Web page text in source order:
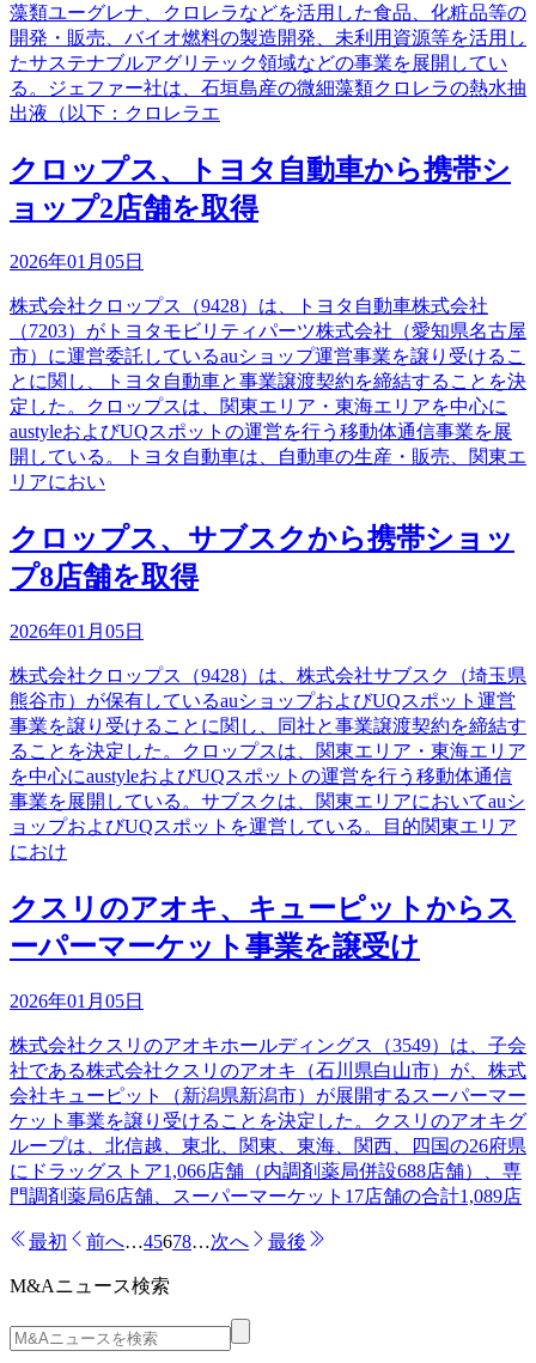
藻類ユーグレナ、クロレラなどを活用した食品、化粧品等の
開発・販売、バイオ燃料の製造開発、未利用資源等を活用し
たサステナブルアグリテック領域などの事業を展開してい
る。ジェファー社は、石垣島産の微細藻類クロレラの熱水抽
出液（以下：クロレラエ
クロップス、トヨタ自動車から携帯シ
ョップ2店舗を取得
2026年01月05日
株式会社クロップス（9428）は、トヨタ自動車株式会社
（7203）がトヨタモビリティパーツ株式会社（愛知県名古屋
市）に運営委託しているauショップ運営事業を譲り受けるこ
とに関し、トヨタ自動車と事業譲渡契約を締結することを決
定した。クロップスは、関東エリア・東海エリアを中心に
austyleおよびUQスポットの運営を行う移動体通信事業を展
開している。トヨタ自動車は、自動車の生産・販売、関東エ
リアにおい
クロップス、サブスクから携帯ショッ
プ8店舗を取得
2026年01月05日
株式会社クロップス（9428）は、株式会社サブスク（埼玉県
熊谷市）が保有しているauショップおよびUQスポット運営
事業を譲り受けることに関し、同社と事業譲渡契約を締結す
ることを決定した。クロップスは、関東エリア・東海エリア
を中心にaustyleおよびUQスポットの運営を行う移動体通信
事業を展開している。サブスクは、関東エリアにおいてauシ
ョップおよびUQスポットを運営している。目的関東エリア
におけ
クスリのアオキ、キューピットからス
ーパーマーケット事業を譲受け
2026年01月05日
株式会社クスリのアオキホールディングス（3549）は、子会
社である株式会社クスリのアオキ（石川県白山市）が、株式
会社キューピット（新潟県新潟市）が展開するスーパーマー
ケット事業を譲り受けることを決定した。クスリのアオキグ
ループは、北信越、東北、関東、東海、関西、四国の26府県
にドラッグストア1,066店舗（内調剤薬局併設688店舗）、専
門調剤薬局6店舗、スーパーマーケット17店舗の合計1,089店
最初 前へ…45678…次へ 最後
M&Aニュース検索